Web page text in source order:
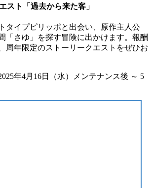
スト「過去から来た客」
タイプピリッポと出会い、原作主人公
「さゆ」を探す冒険に出かけます。報酬
周年限定のストーリークエストをぜひお
年4月16日（水）メンテナンス後 ～ 5